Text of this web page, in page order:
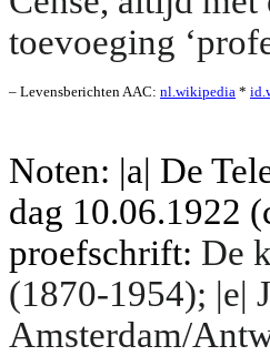
toevoeging
– Levensberichten AAC: nl.wikipedia *
Noten: |a| De
dag 10.06.1922
proefschrift: De
(1870-1954); |e|
Amsterdam/